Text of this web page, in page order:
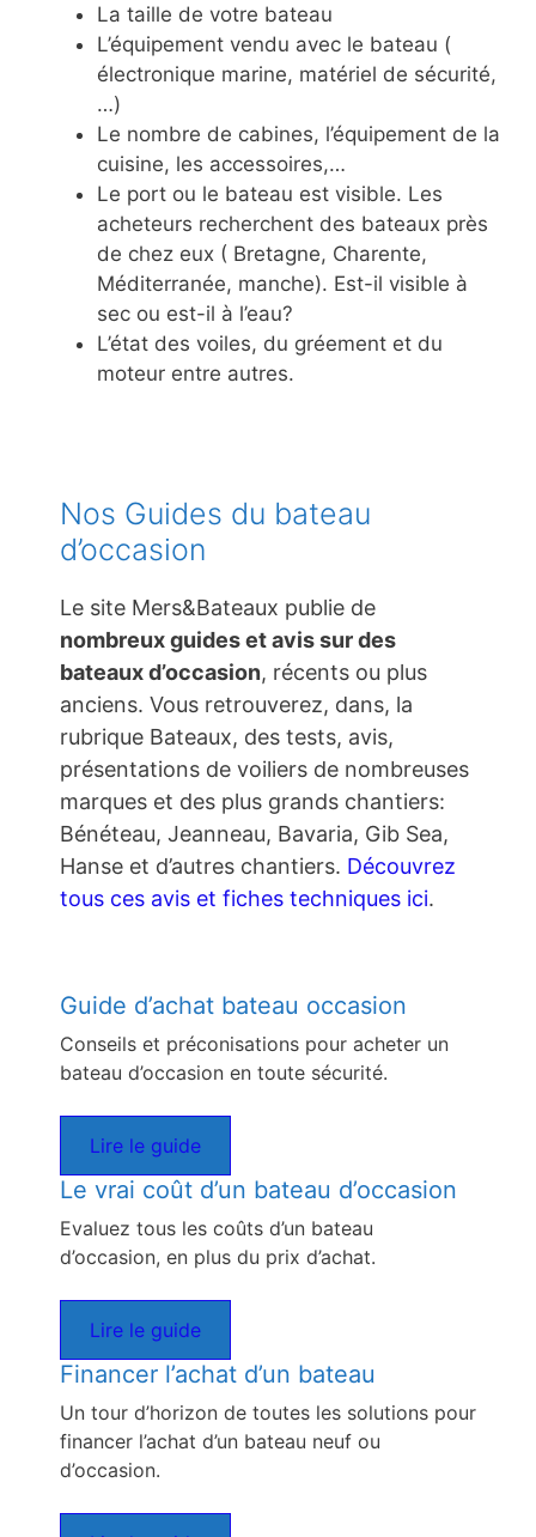
La taille de votre bateau
L’équipement vendu avec le bateau (
électronique marine, matériel de sécurité,
…)
Le nombre de cabines, l’équipement de la
cuisine, les accessoires,…
Le port ou le bateau est visible. Les
acheteurs recherchent des bateaux près
de chez eux ( Bretagne, Charente,
Méditerranée, manche). Est-il visible à
sec ou est-il à l’eau?
L’état des voiles, du gréement et du
moteur entre autres.
Nos Guides du bateau
d’occasion
Le site Mers&Bateaux publie de
nombreux guides et avis sur des
bateaux d’occasion, récents ou plus
anciens. Vous retrouverez, dans, la
rubrique Bateaux, des tests, avis,
présentations de voiliers de nombreuses
marques et des plus grands chantiers:
Bénéteau, Jeanneau, Bavaria, Gib Sea,
Hanse et d’autres chantiers. Découvrez
tous ces avis et fiches techniques ici.
Guide d’achat bateau occasion
Conseils et préconisations pour acheter un
bateau d’occasion en toute sécurité.
Lire le guide
Le vrai coût d’un bateau d’occasion
Evaluez tous les coûts d’un bateau
d’occasion, en plus du prix d’achat.
Lire le guide
Financer l’achat d’un bateau
Un tour d’horizon de toutes les solutions pour
financer l’achat d’un bateau neuf ou
d’occasion.